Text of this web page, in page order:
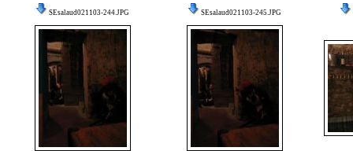
SEsalaud021103-244.JPG SEsalaud021103-245.JPG